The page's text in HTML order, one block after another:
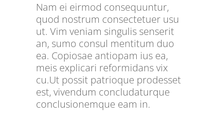
Nam ei eirmod consequuntur,
quod nostrum consectetuer usu
ut. Vim veniam singulis senserit
an, sumo consul mentitum duo
ea. Copiosae antiopam ius ea,
meis explicari reformidans vix
cu.Ut possit patrioque prodesset
est, vivendum concludaturque
conclusionemque eam in.